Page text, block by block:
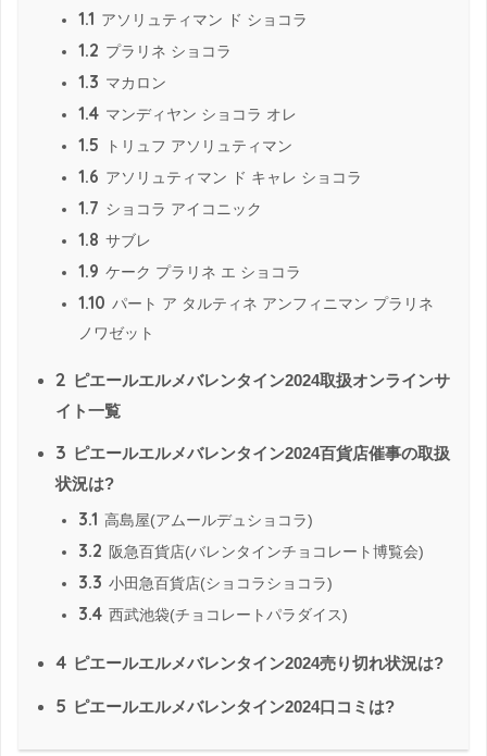
1.1 アソリュティマン ド ショコラ
1.2 プラリネ ショコラ
1.3 マカロン
1.4 マンディヤン ショコラ オレ
1.5 トリュフ アソリュティマン
1.6 アソリュティマン ド キャレ ショコラ
1.7 ショコラ アイコニック
1.8 サブレ
1.9 ケーク プラリネ エ ショコラ
1.10 パート ア タルティネ アンフィニマン プラリネ
ノワゼット
2 ピエールエルメバレンタイン2024取扱オンラインサ
イト一覧
3 ピエールエルメバレンタイン2024百貨店催事の取扱
状況は?
3.1 高島屋(アムールデュショコラ)
3.2 阪急百貨店(バレンタインチョコレート博覧会)
3.3 小田急百貨店(ショコラショコラ)
3.4 西武池袋(チョコレートパラダイス)
4 ピエールエルメバレンタイン2024売り切れ状況は?
5 ピエールエルメバレンタイン2024口コミは?